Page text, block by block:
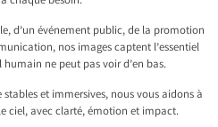
d’un événement public, de la promotion
nos images captent l’essentiel
ne peut pas voir d’en bas.
et immersives, nous vous aidons à
ciel, avec clarté, émotion et impact.